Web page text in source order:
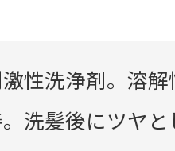
性洗浄剤。溶
洗髪後にツヤ